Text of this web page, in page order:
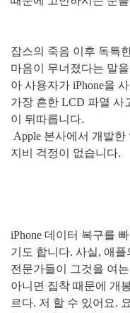
잡스의 죽음 이후 독특
마음이 무너졌다는 말
아 사용자가 iPhone을
가장 흔한 LCD 파열 사
이 뒤따릅니다.
Apple 본사에서 개발한
지비 걱정이 없습니다.
iPhone 데이터 복구를
기도 합니다. 사실, 애플
전문가들이 그것을 여
아니면 집착 때문에 개
르다. 저 할 수 있어요.